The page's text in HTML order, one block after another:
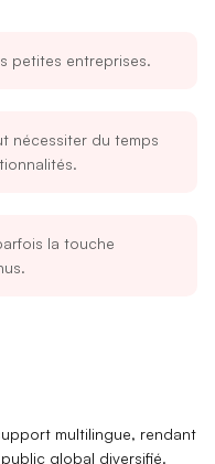
petites entreprises.
nécessiter du temps
la touche
multilingue, rendant
global diversifié.